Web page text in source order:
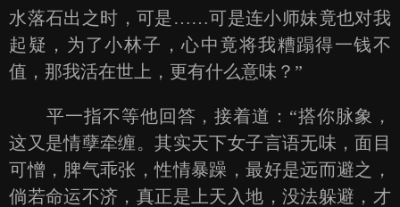
水落石出之时，可是……可是连小师妹竟也对我
起疑，为了小林子，心中竟将我糟蹋得一钱不
值，那我活在世上，更有什么意味？”
平一指不等他回答，接着道：“搭你脉象，
这又是情孽牵缠。其实天下女子言语无味，面目
可憎，脾气乖张，性情暴躁，最好是远而避之，
倘若命运不济，真正是上天入地，没法躲避，才